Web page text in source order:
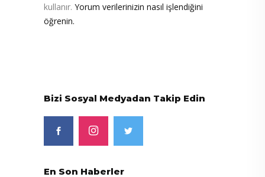
kullanır. Yorum verilerinizin nasıl işlendiğini
öğrenin.
Bizi Sosyal Medyadan Takip Edin
En Son Haberler